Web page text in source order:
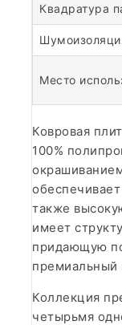
Квадратура
Место
Ковровая
100%
также
имеет
придающую
премиальный
Коллекция
четырьмя